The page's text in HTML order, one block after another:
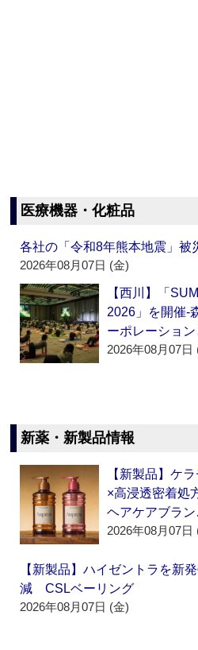
医療機器・化粧品
各社の「令和8年熊本地震」被
2026年08月07日 (金)
【西川】「
2026」を開催‐
ーポレーショ
2026年08月07日
新薬・新製品情報
【新製品】ケ
×高浸透密着処
ヘアケアブラ
2026年08月07日
【新製品】ハイゼントラを新
減 CSLベーリング
2026年08月07日 (金)